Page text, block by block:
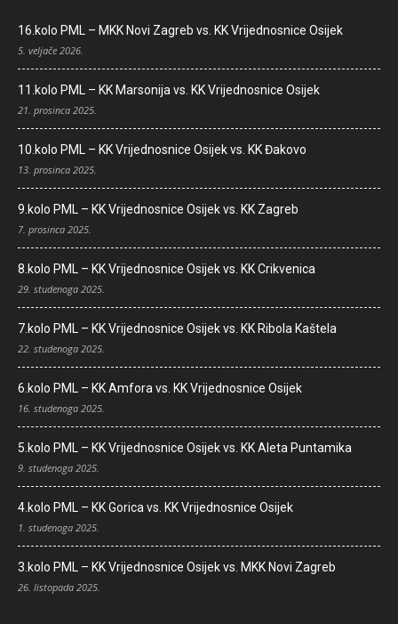
16.kolo PML – MKK Novi Zagreb vs. KK Vrijednosnice Osijek
5. veljače 2026.
11.kolo PML – KK Marsonija vs. KK Vrijednosnice Osijek
21. prosinca 2025.
10.kolo PML – KK Vrijednosnice Osijek vs. KK Đakovo
13. prosinca 2025.
9.kolo PML – KK Vrijednosnice Osijek vs. KK Zagreb
7. prosinca 2025.
8.kolo PML – KK Vrijednosnice Osijek vs. KK Crikvenica
29. studenoga 2025.
7.kolo PML – KK Vrijednosnice Osijek vs. KK Ribola Kaštela
22. studenoga 2025.
6.kolo PML – KK Amfora vs. KK Vrijednosnice Osijek
16. studenoga 2025.
5.kolo PML – KK Vrijednosnice Osijek vs. KK Aleta Puntamika
9. studenoga 2025.
4.kolo PML – KK Gorica vs. KK Vrijednosnice Osijek
1. studenoga 2025.
3.kolo PML – KK Vrijednosnice Osijek vs. MKK Novi Zagreb
26. listopada 2025.